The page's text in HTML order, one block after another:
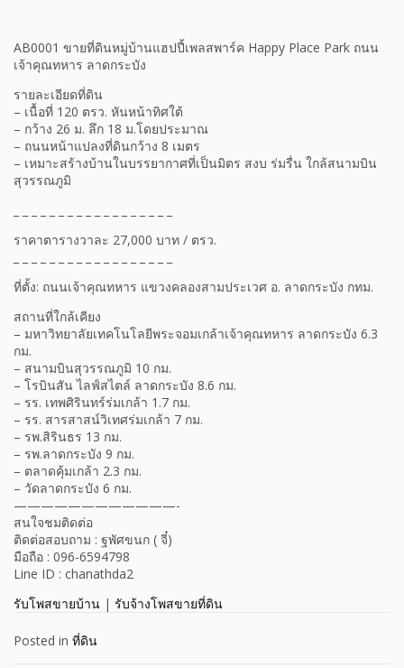
AB0001 ขายที่ดินหมู่บ้านแฮปปี้เพลสพาร์ค Happy Place Park ถนน
เจ้าคุณทหาร ลาดกระบัง
รายละเอียดที่ดิน
– เนื้อที่ 120 ตรว. หันหน้าทิศใต้
– กว้าง 26 ม. ลึก 18 ม.โดยประมาณ
– ถนนหน้าแปลงที่ดินกว้าง 8 เมตร
– เหมาะสร้างบ้านในบรรยากาศที่เป็นมิตร สงบ ร่มรื่น ใกล้สนามบิน
สุวรรณภูมิ
ราคาตารางวาละ 27,000 บาท / ตรว.
ที่ตั้ง: ถนนเจ้าคุณทหาร แขวงคลองสามประเวศ อ. ลาดกระบัง กทม.
สถานที่ใกล้เคียง
– มหาวิทยาลัยเทคโนโลยีพระจอมเกล้าเจ้าคุณทหาร ลาดกระบัง 6.3
กม.
– สนามบินสุวรรณภูมิ 10 กม.
– โรบินสัน ไลฟ์สไตล์ ลาดกระบัง 8.6 กม.
– รร. เทพศิรินทร์ร่มเกล้า 1.7 กม.
– รร. สารสาสน์วิเทศร่มเกล้า 7 กม.
– รพ.สิรินธร 13 กม.
– รพ.ลาดกระบัง 9 กม.
– ตลาดคุ้มเกล้า 2.3 กม.
– วัดลาดกระบัง 6 กม.
————————————-
สนใจชมติดต่อ
ติดต่อสอบถาม : ฐพัศขนก ( จี๋)
มือถือ : 096-6594798
Line ID : chanathda2
รับโพสขายบ้าน | รับจ้างโพสขายที่ดิน
Posted in ที่ดิน